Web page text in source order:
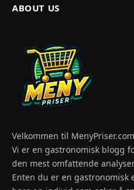
ABOUT US
Velkommen til
Vi er en gastronomisk blogg
den mest omfattende
Enten du er en